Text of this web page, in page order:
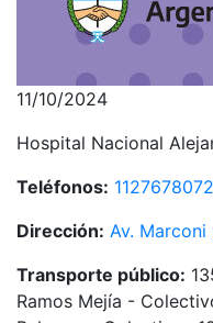
11/10/2024
Hospital Nacional
Teléfonos:
Dirección: Av. Marconi
Transporte público:
Ramos Mejía -